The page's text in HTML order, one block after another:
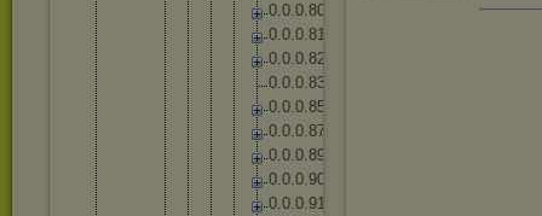
0.0.0.80
0.0.0.81
0.0.0.82
0.0.0.83
0.0.0.85
0.0.0.87
0.0.0.89
0.0.0.90
0.0.0.91